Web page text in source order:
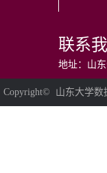
联系我
地址：山
Copyright© 山东大学数